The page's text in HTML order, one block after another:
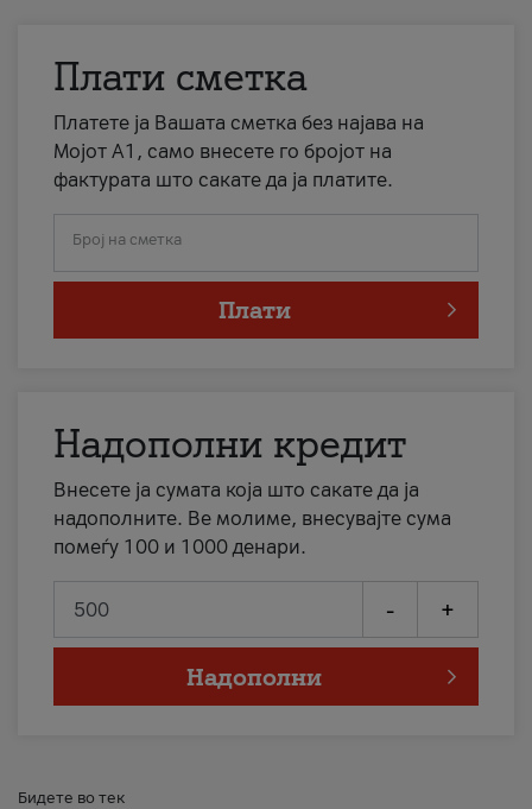
Плати сметка
Платете ја Вашата сметка без најава на
Мојот А1, само внесете го бројот на
фактурата што сакате да ја платите.
Број на сметка
Плати
Надополни кредит
Внесете ја сумата која што сакате да ја
надополните. Ве молиме, внесувајте сума
помеѓу 100 и 1000 денари.
- +
Надополни
Бидете во тек